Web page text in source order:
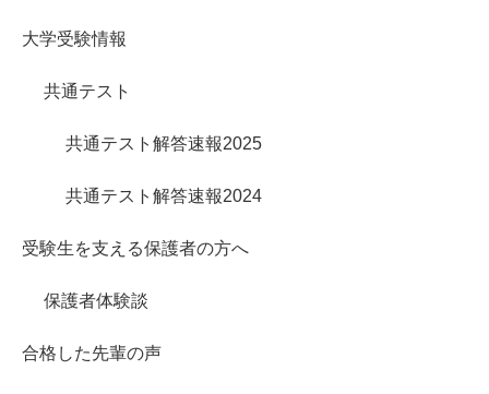
大学受験情報
共通テスト
共通テスト解答速報2025
共通テスト解答速報2024
受験生を支える保護者の方へ
保護者体験談
合格した先輩の声